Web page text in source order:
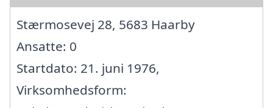
Stærmosevej 28, 5683 Haarby
Ansatte: 0
Startdato: 21. juni 1976,
Virksomhedsform: